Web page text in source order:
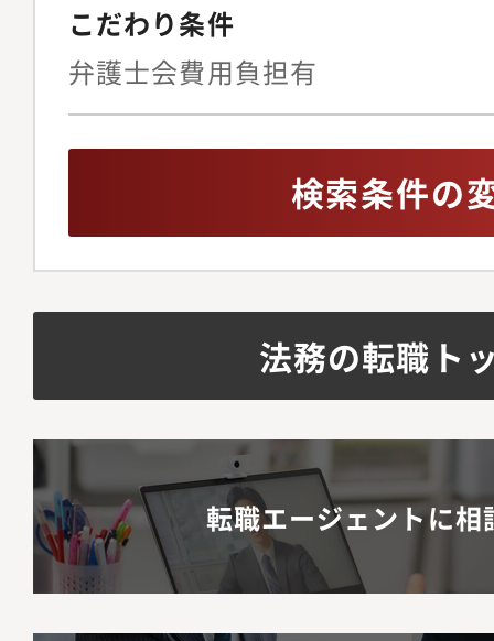
ム(4名)：契約法務や
名、40代1名 うち弁
(4名)：契約書管理、
出管理チーム(4名)：
■キャリアステップ希
チームへや他部への
こだわり条件
弁護士会費用負担有
検索条件の
法務の転職ト
転職エージェントに相